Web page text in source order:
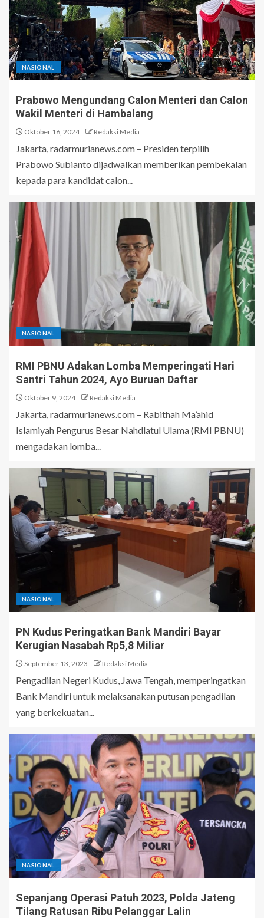
NASIONAL
Prabowo Mengundang Calon Menteri dan Calon
Wakil Menteri di Hambalang
Oktober 16, 2024 Redaksi Media
Jakarta, radarmurianews.com – Presiden terpilih
Prabowo Subianto dijadwalkan memberikan pembekalan
kepada para kandidat calon...
NASIONAL
RMI PBNU Adakan Lomba Memperingati Hari
Santri Tahun 2024, Ayo Buruan Daftar
Oktober 9, 2024 Redaksi Media
Jakarta, radarmurianews.com – Rabithah Ma’ahid
Islamiyah Pengurus Besar Nahdlatul Ulama (RMI PBNU)
mengadakan lomba...
NASIONAL
PN Kudus Peringatkan Bank Mandiri Bayar
Kerugian Nasabah Rp5,8 Miliar
September 13, 2023 Redaksi Media
Pengadilan Negeri Kudus, Jawa Tengah, memperingatkan
Bank Mandiri untuk melaksanakan putusan pengadilan
yang berkekuatan...
NASIONAL
Sepanjang Operasi Patuh 2023, Polda Jateng
Tilang Ratusan Ribu Pelanggar Lalin